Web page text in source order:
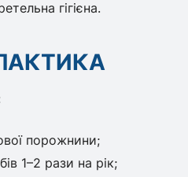
гігієна.
порожнини;
1–2 рази на рік;